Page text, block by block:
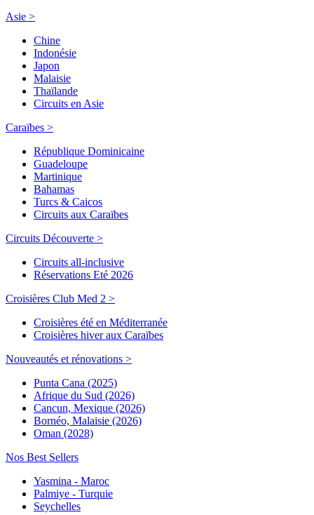
Asie >
Chine
Indonésie
Japon
Malaisie
Thaïlande
Circuits en Asie
Caraïbes >
République Dominicaine
Guadeloupe
Martinique
Bahamas
Turcs & Caicos
Circuits aux Caraïbes
Circuits Découverte >
Circuits all-inclusive
Réservations Eté 2026
Croisières Club Med 2 >
Croisières été en Méditerranée
Croisières hiver aux Caraïbes
Nouveautés et rénovations >
Punta Cana (2025)
Afrique du Sud (2026)
Cancun, Mexique (2026)
Bornéo, Malaisie (2026)
Oman (2028)
Nos Best Sellers
Yasmina - Maroc
Palmiye - Turquie
Seychelles